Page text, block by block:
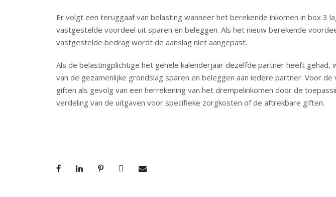
Er volgt een teruggaaf van belasting wanneer het berekende inkomen in box 3
vastgestelde voordeel uit sparen en beleggen. Als het nieuw berekende
vastgestelde bedrag wordt de aanslag niet aangepast.
Als de belastingplichtige het gehele kalenderjaar dezelfde partner heeft
van de gezamenlijke grondslag sparen en beleggen aan iedere partner. Voor
giften als gevolg van een herrekening van het drempelinkomen door de
verdeling van de uitgaven voor specifieke zorgkosten of de aftrekbare giften.